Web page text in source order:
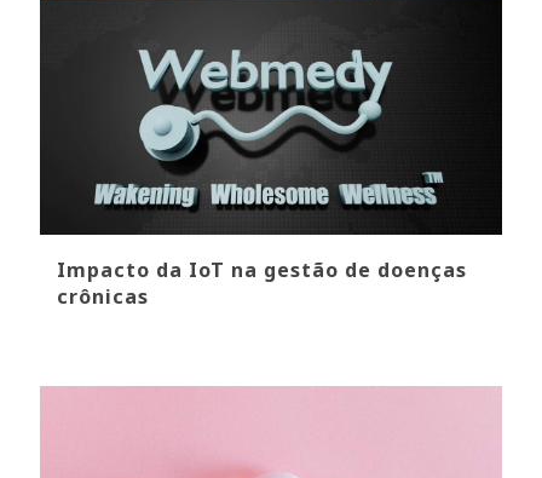
Impacto da IoT na gestão de doenças
crônicas